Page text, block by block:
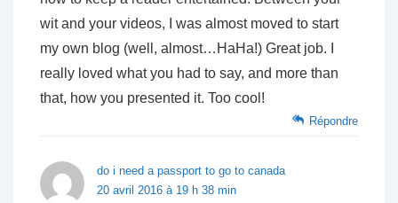
wit and your videos, I was almost moved to start
my own blog (well, almost…HaHa!) Great job. I
really loved what you had to say, and more than
that, how you presented it. Too cool!
Répondre
do i need a passport to go to canada
20 avril 2016 à 19 h 38 min